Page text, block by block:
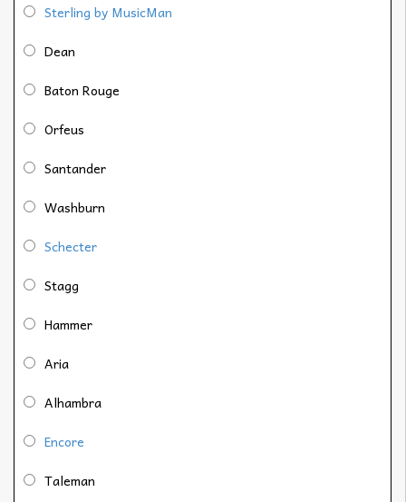
Sterling by MusicMan
Dean
Baton Rouge
Orfeus
Santander
Washburn
Schecter
Stagg
Hammer
Aria
Alhambra
Encore
Taleman